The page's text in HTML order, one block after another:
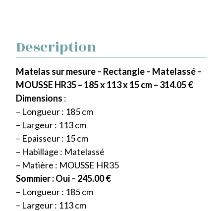
Description
Matelas sur mesure – Rectangle – Matelassé –
MOUSSE HR35 – 185 x 113 x 15 cm – 314.05 €
Dimensions :
– Longueur : 185 cm
– Largeur : 113 cm
– Epaisseur : 15 cm
– Habillage : Matelassé
– Matière : MOUSSE HR35
Sommier : Oui – 245.00 €
– Longueur : 185 cm
– Largeur : 113 cm